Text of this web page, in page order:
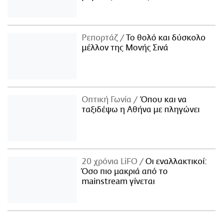
Ρεπορτάζ
Το θολό και δύσκολο
μέλλον της Μονής Σινά
Οπτική Γωνία
Όπου και να
ταξιδέψω η Αθήνα με πληγώνει
20 χρόνια LiFO
Οι εναλλακτικοί:
Όσο πιο μακριά από το
mainstream γίνεται